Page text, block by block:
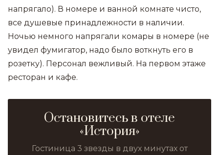
напрягало). В номере и ванной комнате чисто,
все душевые принадлежности в наличии.
Ночью немного напрягали комары в номере (не
увидел фумигатор, надо было воткнуть его в
розетку). Персонал вежливый. На первом этаже
ресторан и кафе.
Остановитесь в отеле
«История»
Гостиница 3 звезды в двух минутах от